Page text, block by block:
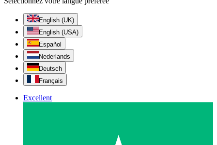
English (UK)
English (USA)
Español
Nederlands
Deutsch
Français
Excellent